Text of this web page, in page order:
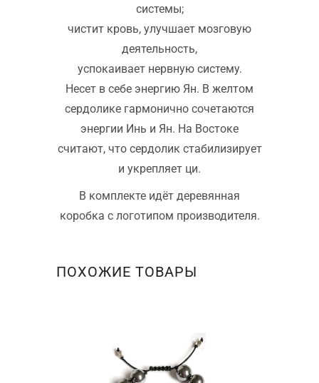
системы;
чистит кровь, улучшает мозговую
деятельность,
успокаивает нервную систему.
Несет в себе энергию Ян. В желтом
сердолике гармонично сочетаются
энергии Инь и Ян. На Востоке
считают, что сердолик стабилизирует
и укрепляет ци.
В комплекте идёт деревянная
коробка с логотипом производителя.
ПОХОЖИЕ ТОВАРЫ